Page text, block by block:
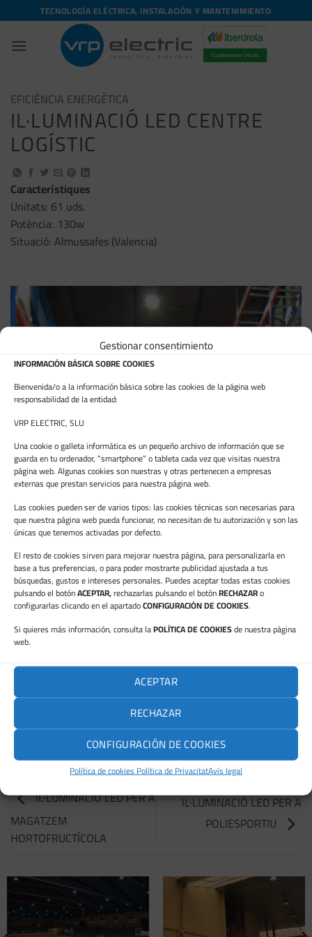
Gestionar consentimiento
INFORMACIÓN BÁSICA SOBRE COOKIES
Bienvenida/o a la información básica sobre las cookies de la página web
responsabilidad de la entidad:
VRP ELECTRIC, SLU
Una cookie o galleta informática es un pequeño archivo de información que se
guarda en tu ordenador, “smartphone” o tableta cada vez que visitas nuestra
página web. Algunas cookies son nuestras y otras pertenecen a empresas
externas que prestan servicios para nuestra página web.
Las cookies pueden ser de varios tipos: las cookies técnicas son necesarias para
que nuestra página web pueda funcionar, no necesitan de tu autorización y son las
únicas que tenemos activadas por defecto.
El resto de cookies sirven para mejorar nuestra página, para personalizarla en
base a tus preferencias, o para poder mostrarte publicidad ajustada a tus
búsquedas, gustos e intereses personales. Puedes aceptar todas estas cookies
pulsando el botónACEPTAR,rechazarlas pulsando el botónRECHAZARo
configurarlas clicando en el apartadoCONFIGURACIÓN DE COOKIES.
Si quieres más información, consulta laPOLÍTICA DE COOKIESde nuestra página
web.
ACEPTAR
RECHAZAR
CONFIGURACIÓN DE COOKIES
Política de cookiesPolítica de PrivacitatAvís legal
to
content
TECNOLOGÍA ELÉCTRICA, INSTALACIÓN Y MANTENIMIENTO
EFICIÈNCIA ENERGÈTICA
IL·LUMINACIÓ LED CENTRE
LOGÍSTIC
Característiques
Unitats: 61 uds.
Potència: 130w
Situació: Almussafes (Valencia)
IL·LUMINACIÓ LED PER A
MAGATZEM
HORTOFRUCTÍCOLA
IL·LUMINACIÓ LED PER A
POLIESPORTIU